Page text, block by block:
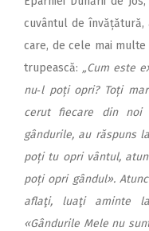
cuvântul de
care, de cele mai
trupească: „Cum este
nu‑l poți opri? Toți
cerut fiecare din
gândurile, au răspuns
poți tu opri vântul,
poți opri gândul».
aflaţi, luaţi aminte
«Gândurile Mele nu